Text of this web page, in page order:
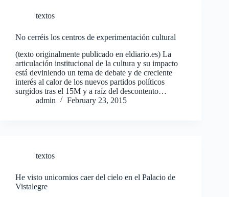
textos
No cerréis los centros de experimentación cultural
(texto originalmente publicado en eldiario.es) La
articulación institucional de la cultura y su impacto
está deviniendo un tema de debate y de creciente
interés al calor de los nuevos partidos políticos
surgidos tras el 15M y a raíz del descontento…
admin
February 23, 2015
textos
He visto unicornios caer del cielo en el Palacio de
Vistalegre